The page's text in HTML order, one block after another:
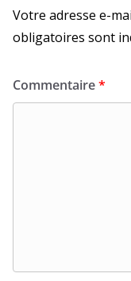
Votre adresse e-
obligatoires sont
Commentaire*